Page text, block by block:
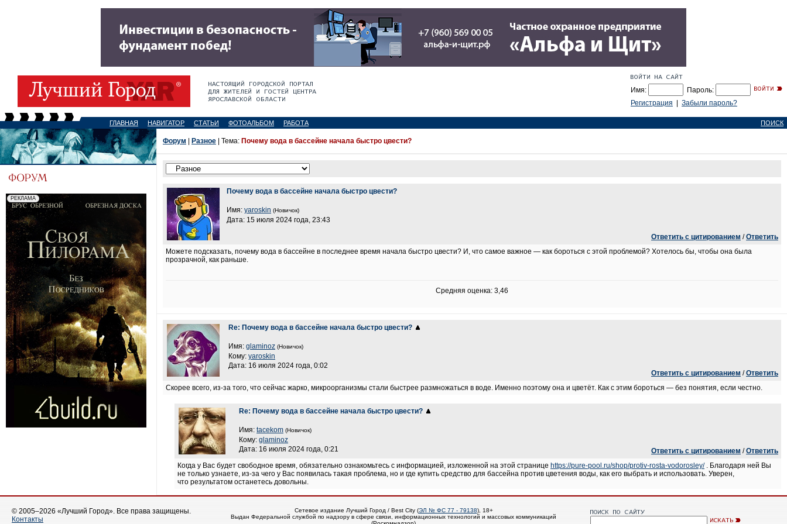
Имя:
Пароль:
Регистрация
Забыли пароль?
ГЛАВНАЯ НАВИГАТОР СТАТЬИ ФОТОАЛЬБОМ РАБОТА ПОИСК
Форум Разное | Тема: Почему вода в бассейне начала быстро цвести?
Почему вода в бассейне начала быстро цвести?
Имя: yaroskin (Новичок)
Дата: 15 июля 2024 года, 23:43
Ответить с цитированием /Ответить
Можете подсказать, почему вода в бассейне в последнее время начала быстро цвести? И, что самое важное — как бороться с этой проблемой? Хотелось бы, чтобы она была
прозрачной, как раньше.
Средняя оценка: 3,46
Re: Почему вода в бассейне начала быстро цвести?
Имя: glaminoz (Новичок)
Кому: yaroskin
Дата: 16 июля 2024 года, 0:02
Ответить с цитированием /Ответить
Скорее всего, из-за того, что сейчас жарко, микроорганизмы стали быстрее размножаться в воде. Именно поэтому она и цветёт. Как с этим бороться — без понятия, если честно.
Re: Почему вода в бассейне начала быстро цвести?
Имя: tacekom (Новичок)
Кому: glaminoz
Дата: 16 июля 2024 года, 0:21
Ответить с цитированием /Ответить
Когда у Вас будет свободное время, обязательно ознакомьтесь с информацией, изложенной на этой странице https://pure-pool.ru/shop/protiv-rosta-vodorosley/. Благодаря ней Вы
не только узнаете, из-за чего у Вас появилась такая проблема, но и где купить средство для бассейна против цветения воды, как его выбрать и использовать. Уверен,
что результатом останетесь довольны.
© 2005–2026 «Лучший Город». Все права защищены.
Контакты
Сетевое издание Лучший Город / Best City (ЭЛ № ФС 77 - 79138), 18+
Выдан Федеральной службой по надзору в сфере связи, информационных технологий и массовых коммуникаций